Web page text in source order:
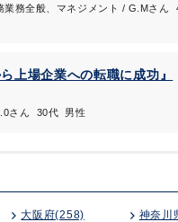
業務全般、マネジメント / G.Mさん
上場企業への転職に成功』
さん 30代 男性
大阪府(258)
神奈川